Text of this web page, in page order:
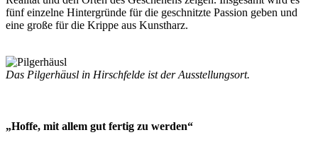
fünf einzelne Hintergründe für die geschnitzte Passion geben und
eine große für die Krippe aus Kunstharz.
Das Pilgerhäusl in Hirschfelde ist der Ausstellungsort.
„Hoffe, mit allem gut fertig zu werden“